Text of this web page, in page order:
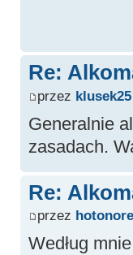
Re:
przez klusek25
Generalnie
zasadach.
Re:
przez
Według